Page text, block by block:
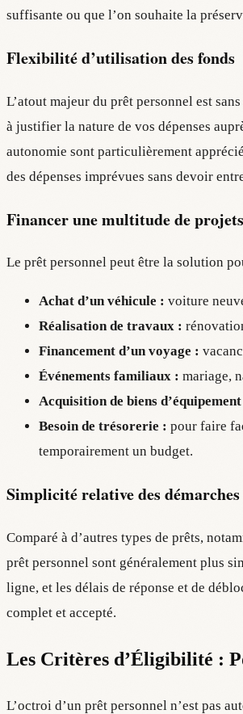
suffisante ou que l’on souhaite la
Flexibilité d’utilisation des fonds
L’atout majeur du prêt personnel est
à justifier la nature de vos dépenses
autonomie sont particulièrement
des dépenses imprévues sans devoir
Financer une multitude de projets
Le prêt personnel peut être la solution
Achat d’un véhicule : voiture
Réalisation de travaux :
Financement d’un voyage :
Événements familiaux : mariage,
Acquisition de biens
Besoin de trésorerie : pour faire
temporairement un budget.
Simplicité relative des démarches
Comparé à d’autres types de prêts,
prêt personnel sont généralement plus
ligne, et les délais de réponse et de
complet et accepté.
Les Critères d’Éligibilité :
L’octroi d’un prêt personnel n’est pas